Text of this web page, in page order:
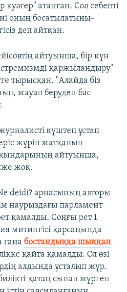
куәгер" атанған. Сол себепті
оның босатылатыны-
деп айтқан.
айтуынша, бір күн
қаржыландыру"
тырысқан. "Алайда біз
жауап беруден бас
күштеп ұстап
жүріп жатқанын
айтуынша,
жоқ.
deidi? арнасының авторы
наурыздағы парламент
қамалды. Соңғы рет 1
митингісі қарсаңында
ғана бостандыққа шыққан
қайта қамалды. Ол өзі
алдында ұсталып жүр.
қатаң сынап жүрген